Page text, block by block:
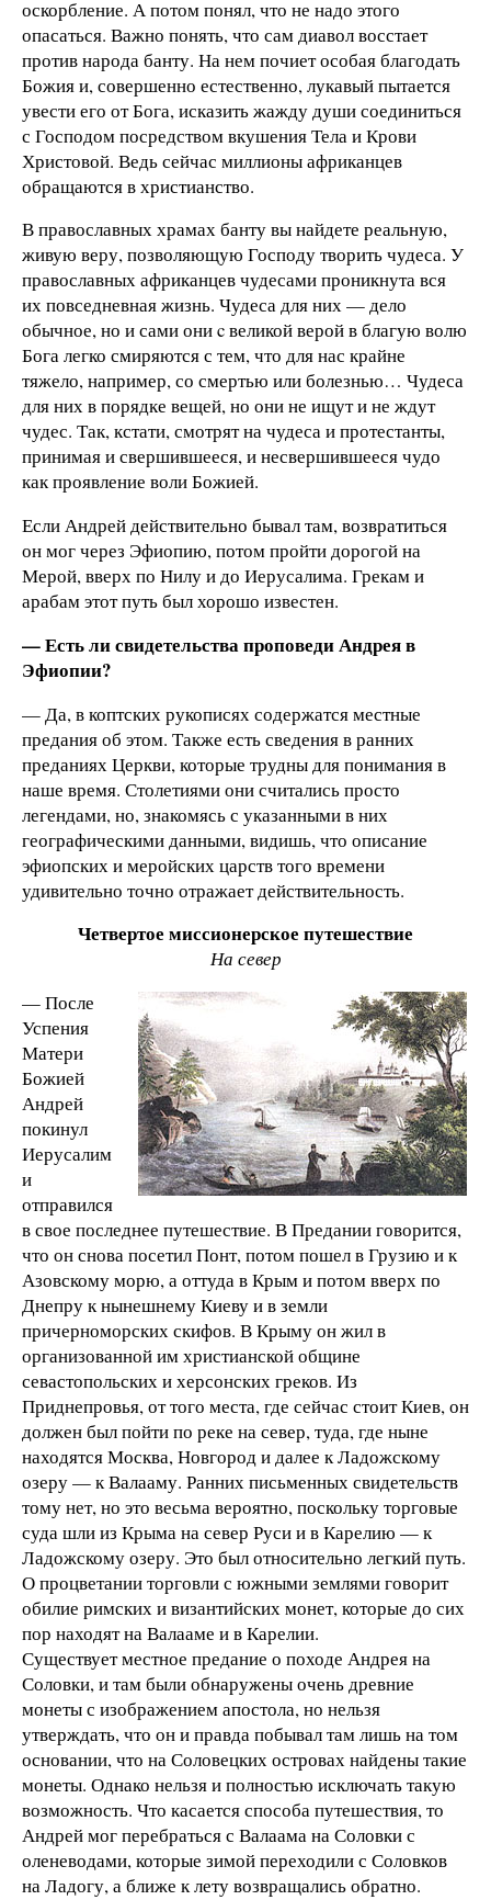
оскорбление. А потом понял, что не надо этого
опасаться. Важно понять, что сам диавол восстает
против народа банту. На нем почиет особая благодать
Божия и, совершенно естественно, лукавый пытается
увести его от Бога, исказить жажду души соединиться
с Господом посредством вкушения Тела и Крови
Христовой. Ведь сейчас миллионы африканцев
обращаются в христианство.
В православных храмах банту вы найдете реальную,
живую веру, позволяющую Господу творить чудеса. У
православных африканцев чудесами проникнута вся
их повседневная жизнь. Чудеса для них — дело
обычное, но и сами они c великой верой в благую волю
Бога легко смиряются с тем, что для нас крайне
тяжело, например, со смертью или болезнью… Чудеса
для них в порядке вещей, но они не ищут и не ждут
чудес. Так, кстати, смотрят на чудеса и протестанты,
принимая и свершившееся, и несвершившееся чудо
как проявление воли Божией.
Если Андрей действительно бывал там, возвратиться
он мог через Эфиопию, потом пройти дорогой на
Мерой, вверх по Нилу и до Иерусалима. Грекам и
арабам этот путь был хорошо известен.
— Есть ли свидетельства проповеди Андрея в
Эфиопии?
— Да, в коптских рукописях содержатся местные
предания об этом. Также есть сведения в ранних
преданиях Церкви, которые трудны для понимания в
наше время. Столетиями они считались просто
легендами, но, знакомясь с указанными в них
географическими данными, видишь, что описание
эфиопских и меройских царств того времени
удивительно точно отражает действительность.
Четвертое миссионерское путешествие
На север
— После
Успения
Матери
Божией
Андрей
покинул
Иерусалим
и
отправился
в свое последнее путешествие. В Предании говорится,
что он снова посетил Понт, потом пошел в Грузию и к
Азовскому морю, а оттуда в Крым и потом вверх по
Днепру к нынешнему Киеву и в земли
причерноморских скифов. В Крыму он жил в
организованной им христианской общине
севастопольских и херсонских греков. Из
Приднепровья, от того места, где сейчас стоит Киев, он
должен был пойти по реке на север, туда, где ныне
находятся Москва, Новгород и далее к Ладожскому
озеру — к Валааму. Ранних письменных свидетельств
тому нет, но это весьма вероятно, поскольку торговые
суда шли из Крыма на север Руси и в Карелию — к
Ладожскому озеру. Это был относительно легкий путь.
О процветании торговли с южными землями говорит
обилие римских и византийских монет, которые до сих
пор находят на Валааме и в Карелии.
Существует местное предание о походе Андрея на
Соловки, и там были обнаружены очень древние
монеты с изображением апостола, но нельзя
утверждать, что он и правда побывал там лишь на том
основании, что на Соловецких островах найдены такие
монеты. Однако нельзя и полностью исключать такую
возможность. Что касается способа путешествия, то
Андрей мог перебраться с Валаама на Соловки с
оленеводами, которые зимой переходили с Соловков
на Ладогу, а ближе к лету возвращались обратно.